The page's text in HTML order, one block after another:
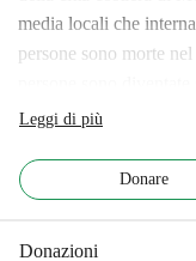
media locali che
persone sono morte
tutta l'Africa orientale.
APDK Bombolulu
Uno dei nostri stretti
Leggi di più
Donare
Donazioni